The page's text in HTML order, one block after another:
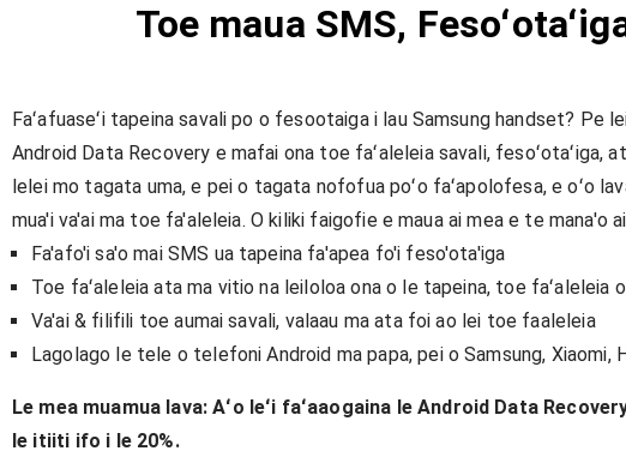
Toe maua SMS,
Faʻafuaseʻi tapeina savali po o fesootaiga i lau Samsung handset? Pe
Android Data Recovery e mafai ona toe faʻaleleia savali, fesoʻotaʻiga,
lelei mo tagata uma, e pei o tagata nofofua poʻo faʻapolofesa, e oʻo
mua'i va'ai ma toe fa'aleleia. O kiliki faigofie e maua ai mea e te mana'o
Fa'afo'i sa'o mai SMS ua tapeina fa'apea fo'i feso'ota'iga
Toe faʻaleleia ata ma vitio na leiloloa ona o le tapeina, toe faʻaleleia
Va'ai & filifili toe aumai savali, valaau ma ata foi ao lei toe faaleleia
Lagolago le tele o telefoni Android ma papa, pei o Samsung, Xiaomi,
Le mea muamua lava: Aʻo leʻi faʻaaogaina le Android Data
le itiiti ifo i le 20%.